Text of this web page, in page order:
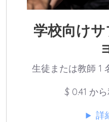
学校向け
生徒または教師 1
$ 0.41 か
詳